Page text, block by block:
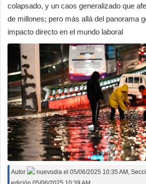
México
Arizona
Internacional
Deportes
Espectáculos
Tecnología
Contacto
Edición Impresa
colapsado, y un caos generalizado que
de millones; pero más allá del panorama
impacto directo en el mundo laboral
Autor nuevodia el 05/06/2025 10:35 AM ,